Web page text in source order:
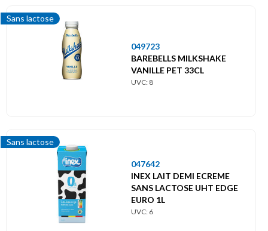
lactose
Sans lactose
049723
BAREBELLS MILKSHAKE
VANILLE PET 33CL
UVC: 8
Sans lactose
047642
INEX LAIT DEMI ECREME
SANS LACTOSE UHT EDGE
EURO 1L
UVC: 6